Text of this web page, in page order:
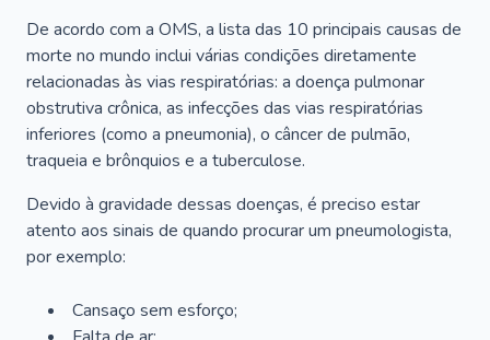
De acordo com a OMS, a lista das 10 principais causas de
morte no mundo inclui várias condições diretamente
relacionadas às vias respiratórias: a doença pulmonar
obstrutiva crônica, as infecções das vias respiratórias
inferiores (como a pneumonia), o câncer de pulmão,
traqueia e brônquios e a tuberculose.
Devido à gravidade dessas doenças, é preciso estar
atento aos sinais de quando procurar um pneumologista,
por exemplo:
Cansaço sem esforço;